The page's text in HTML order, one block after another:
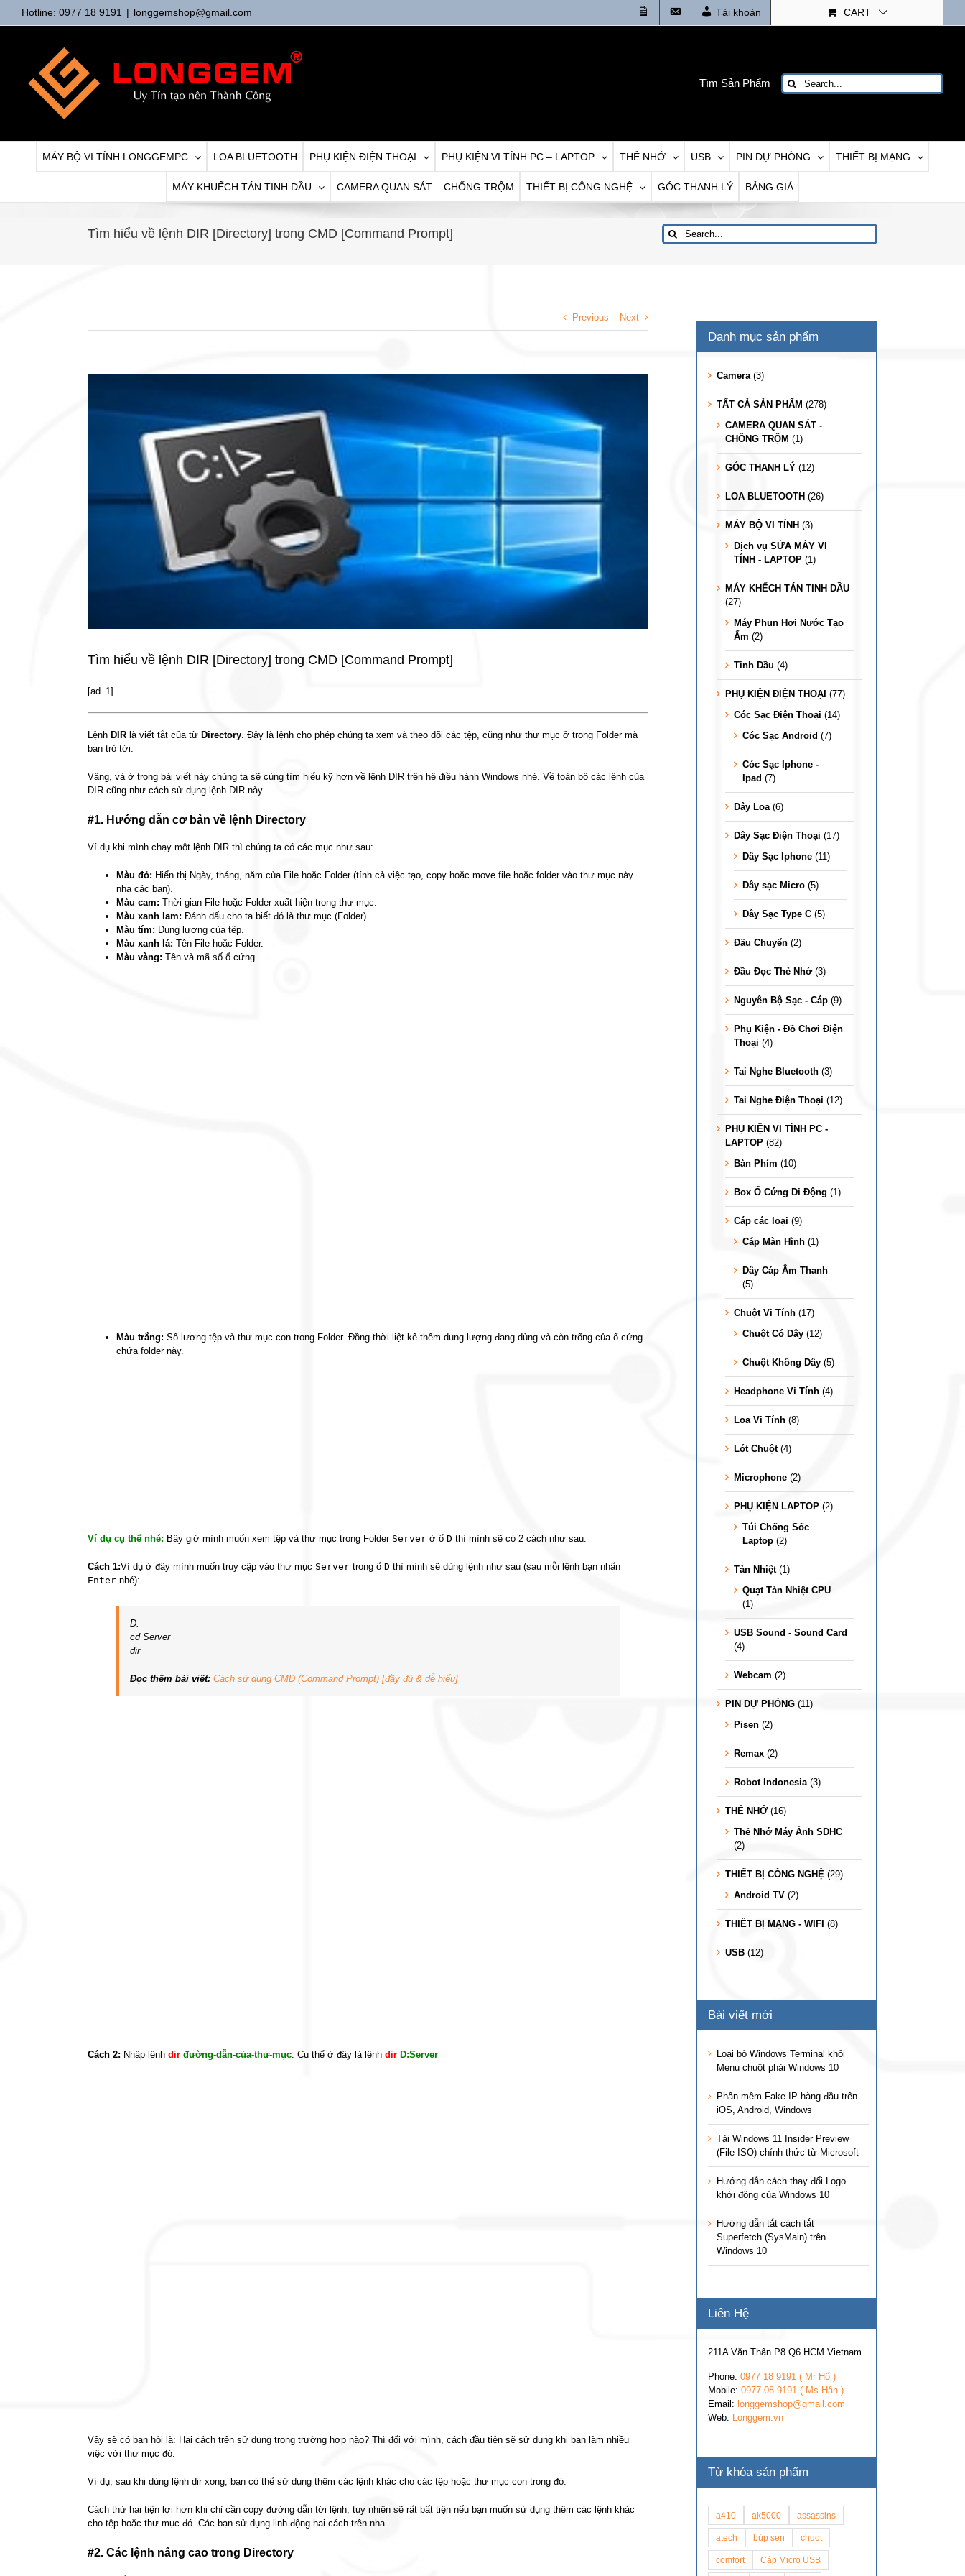
Hotline: 0977 18 9191 | longgemshop@gmail.com
tức
Liên
Hệ
Tài khoản CART
Tìm Sản Phẩm
Search
for:
MÁY BỘ VI TÍNH LONGGEMPC LOA BLUETOOTH PHỤ KIỆN ĐIỆN THOẠI PHỤ KIỆN VI TÍNH PC – LAPTOP THẺ NHỚ USB PIN DỰ PHÒNG THIẾT BỊ MẠNG
MÁY KHUẾCH TÁN TINH DẦU CAMERA QUAN SÁT – CHỐNG TRỘM THIẾT BỊ CÔNG NGHỆ GÓC THANH LÝ BẢNG GIÁ
Tìm hiểu về lệnh DIR [Directory] trong CMD [Command Prompt]
Search
for:
Previous Next
Image
Tìm hiểu về lệnh DIR [Directory] trong CMD [Command Prompt]
[ad_1]
Lệnh DIR là viết tắt của từ Directory . Đây là lệnh cho phép chúng ta xem và theo dõi các tệp, cũng như thư mục ở trong Folder mà
bạn trỏ tới.
Vâng, và ở trong bài viết này chúng ta sẽ cùng tìm hiểu kỹ hơn về lệnh DIR trên hệ điều hành Windows nhé. Về toàn bộ các lệnh của
DIR cũng như cách sử dụng lệnh DIR này..
#1. Hướng dẫn cơ bản về lệnh Directory
Ví dụ khi mình chạy một lệnh DIR thì chúng ta có các mục như sau:
Màu đỏ: Hiển thị Ngày, tháng, năm của File hoặc Folder (tính cả việc tạo, copy hoặc move file hoặc folder vào thư mục này
nha các bạn).
Màu cam: Thời gian File hoặc Folder xuất hiện trong thư mục.
Màu xanh lam: Đánh dấu cho ta biết đó là thư mục (Folder).
Màu tím: Dung lượng của tệp.
Màu xanh lá: Tên File hoặc Folder.
Màu vàng: Tên và mã số ổ cứng.
Màu trắng: Số lượng tệp và thư mục con trong Folder. Đồng thời liệt kê thêm dung lượng đang dùng và còn trống của ổ cứng
chứa folder này.
Ví dụ cụ thể nhé: Bây giờ mình muốn xem tệp và thư mục trong Folder Server ở ổ D thì mình sẽ có 2 cách như sau:
Cách 1:Ví dụ ở đây mình muốn truy cập vào thư mục Server trong ổ D thì mình sẽ dùng lệnh như sau (sau mỗi lệnh bạn nhấn
Enter nhé):
D:
cd Server
dir
Đọc thêm bài viết: Cách sử dụng CMD (Command Prompt) [đầy đủ & dễ hiểu]
Cách 2: Nhập lệnh dir đường-dẫn-của-thư-mục . Cụ thể ở đây là lệnh dir D:Server
Vậy sẽ có bạn hỏi là: Hai cách trên sử dụng trong trường hợp nào? Thì đối với mình, cách đầu tiên sẽ sử dụng khi bạn làm nhiều
việc với thư mục đó.
Ví dụ, sau khi dùng lệnh dir xong, bạn có thể sử dụng thêm các lệnh khác cho các tệp hoặc thư mục con trong đó.
Cách thứ hai tiện lợi hơn khi chỉ cần copy đường dẫn tới lệnh, tuy nhiên sẽ rất bất tiện nếu bạn muốn sử dụng thêm các lệnh khác
cho tệp hoặc thư mục đó. Các bạn sử dụng linh động hai cách trên nha.
#2. Các lệnh nâng cao trong Directory
Danh mục sản phẩm
Camera (3)
TẤT CẢ SẢN PHẨM (278)
CAMERA QUAN SÁT -
CHỐNG TRỘM (1)
GÓC THANH LÝ (12)
LOA BLUETOOTH (26)
MÁY BỘ VI TÍNH (3)
Dịch vụ SỬA MÁY VI
TÍNH - LAPTOP (1)
MÁY KHẾCH TÁN TINH DẦU
(27)
Máy Phun Hơi Nước Tạo
Ẩm (2)
Tinh Dầu (4)
PHỤ KIỆN ĐIỆN THOẠI (77)
Cóc Sạc Điện Thoại (14)
Cóc Sạc Android (7)
Cóc Sạc Iphone -
Ipad (7)
Dây Loa (6)
Dây Sạc Điện Thoại (17)
Dây Sạc Iphone (11)
Dây sạc Micro (5)
Dây Sạc Type C (5)
Đầu Chuyển (2)
Đầu Đọc Thẻ Nhớ (3)
Nguyên Bộ Sạc - Cáp (9)
Phụ Kiện - Đồ Chơi Điện
Thoại (4)
Tai Nghe Bluetooth (3)
Tai Nghe Điện Thoại (12)
PHỤ KIỆN VI TÍNH PC -
LAPTOP (82)
Bàn Phím (10)
Box Ổ Cứng Di Động (1)
Cáp các loại (9)
Cáp Màn Hình (1)
Dây Cáp Âm Thanh
(5)
Chuột Vi Tính (17)
Chuột Có Dây (12)
Chuột Không Dây (5)
Headphone Vi Tính (4)
Loa Vi Tính (8)
Lót Chuột (4)
Microphone (2)
PHỤ KIỆN LAPTOP (2)
Túi Chống Sốc
Laptop (2)
Tản Nhiệt (1)
Quạt Tản Nhiệt CPU
(1)
USB Sound - Sound Card
(4)
Webcam (2)
PIN DỰ PHÒNG (11)
Pisen (2)
Remax (2)
Robot Indonesia (3)
THẺ NHỚ (16)
Thẻ Nhớ Máy Ảnh SDHC
(2)
THIẾT BỊ CÔNG NGHỆ (29)
Android TV (2)
THIẾT BỊ MẠNG - WIFI (8)
USB (12)
Bài viết mới
Loại bỏ Windows Terminal khỏi
Menu chuột phải Windows 10
Phần mềm Fake IP hàng đầu trên
iOS, Android, Windows
Tải Windows 11 Insider Preview
(File ISO) chính thức từ Microsoft
Hướng dẫn cách thay đổi Logo
khởi động của Windows 10
Hướng dẫn tắt cách tắt
Superfetch (SysMain) trên
Windows 10
Liên Hệ
211A Văn Thân P8 Q6 HCM Vietnam
Phone: 0977 18 9191 ( Mr Hổ )
Mobile: 0977 08 9191 ( Ms Hân )
Email: longgemshop@gmail.com
Web: Longgem.vn
Từ khóa sản phẩm
a410 ak5000 assassins
atech búp sen chuot
comfort Cáp Micro USB